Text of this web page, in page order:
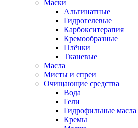
Маски
Альгинатные
Гидрогелевые
Карбокситерапия
Кремообразные
Плёнки
Тканевые
Масла
Мисты и спреи
Очищающие средства
Вода
Гели
Гидрофильные масла
Кремы